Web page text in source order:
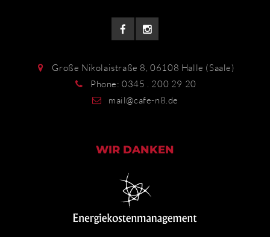
Große Nikolaistraße 8, 06108 Halle (Saale)
Phone: 0345 . 200 29 20
mail@cafe-n8.de
WIR DANKEN